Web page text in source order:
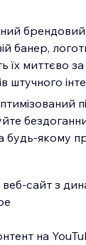
брендовий
банер,
їх миттєво
штучного
будь-якому
сайт з
на